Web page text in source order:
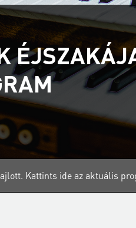
Kattints ide az aktuális